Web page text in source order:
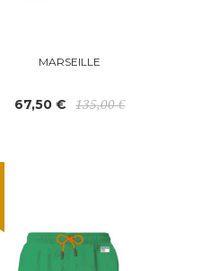
MARSEILLE
67,50 € 135,00 €